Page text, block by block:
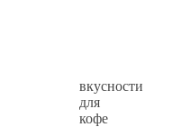
вкусности
для
кофе